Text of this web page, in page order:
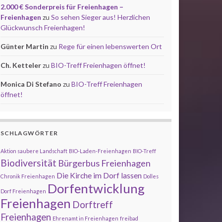
2.000 € Sonderpreis für Freienhagen –
Freienhagen zu So sehen Sieger aus! Herzlichen
Glückwunsch Freienhagen!
Günter Martin zu Rege für einen lebenswerten Ort
Ch. Kettelerzu BIO-Treff Freienhagen öffnet!
Monica Di Stefano zu BIO-Treff Freienhagen
öffnet!
SCHLAGWÖRTER
Aktion saubere Landschaft BIO-Laden-Freienhagen BIO-Treff
Biodiversität Bürgerbus Freienhagen
Chronik Freienhagen Die Kirche im Dorf lassen Dolles
Dorf Freienhagen Dorfentwicklung
Freienhagen Dorftreff
Freienhagen Ehrenamt in Freienhagen freibad